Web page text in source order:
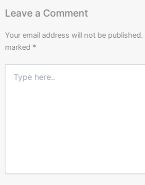
Leave a Comment
Your email address will not be published.
marked *
here..